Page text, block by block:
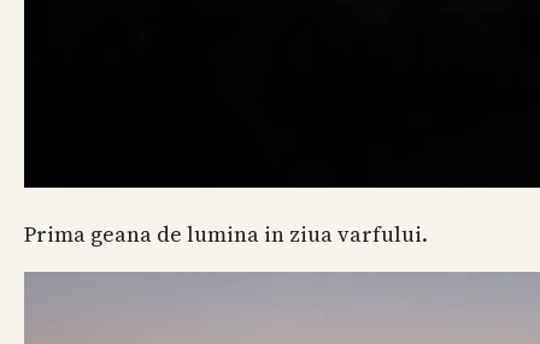
Prima geana de lumina in ziua varfului.